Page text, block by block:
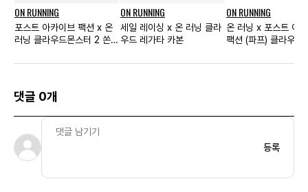
ON RUNNING
포스트 아카이브 팩션 x 온
러닝 클라우드몬스터 2 쏜
ON RUNNING
세일 레이싱 x 온 러닝 클라
우드 레가타 카본
ON RUNNING
온 러닝 x 포스트 아
팩션 (파프) 클라우드
댓글 0개
등록